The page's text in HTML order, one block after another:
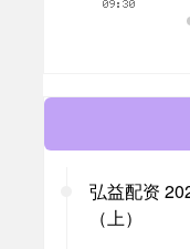
弘益配资
（上）